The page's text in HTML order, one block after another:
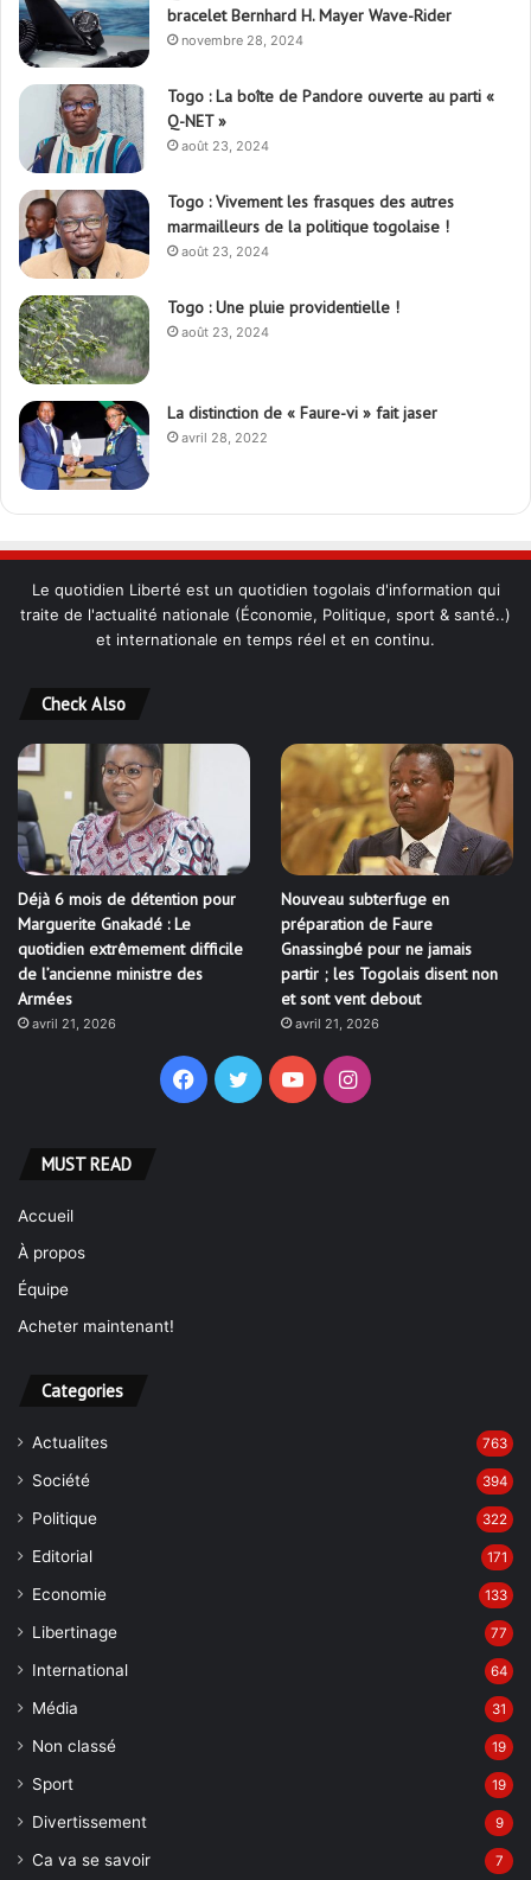
novembre 28, 2024
Q-NET »
août 23, 2024
marmailleurs de la politique togolaise !
août 23, 2024
août 23, 2024
avril 28, 2022
Le quotidien Liberté est un quotidien togolais d'information qui
traite de l'actualité nationale (Économie, Politique, sport & santé..)
et internationale en temps réel et en continu.
Déjà 6 mois de détention pour
Marguerite Gnakadé : Le
quotidien extrêmement difficile
de l’ancienne ministre des
Armées
avril 21, 2026
Nouveau subterfuge en
préparation de Faure
Gnassingbé pour ne jamais
partir ; les Togolais disent non
et sont vent debout
avril 21, 2026
À propos
Équipe
Acheter maintenant!
Société 394
Politique 322
Editorial 171
Economie 133
Libertinage 77
International 64
Média 31
Non classé 19
Sport 19
Divertissement 9
Ca va se savoir 7
Grand Reportage 7